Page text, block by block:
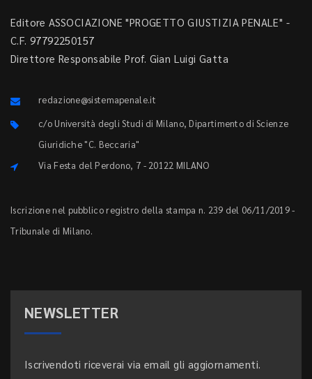
Editore ASSOCIAZIONE "PROGETTO GIUSTIZIA PENALE" -
C.F. 97792250157
Direttore Responsabile Prof. Gian Luigi Gatta
redazione@sistemapenale.it
c/o Università degli Studi di Milano, Dipartimento di Scienze
Giuridiche "C. Beccaria"
Via Festa del Perdono, 7 - 20122 MILANO
Iscrizione nel pubblico registro della stampa n. 239 del 06/11/2019 -
Tribunale di Milano.
NEWSLETTER
Iscrivendoti riceverai via email gli aggiornamenti.